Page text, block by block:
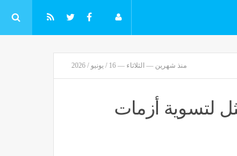
منذ شهرين — الثلاثاء — 16 / يونيو / 2026
لتسوية أزمات